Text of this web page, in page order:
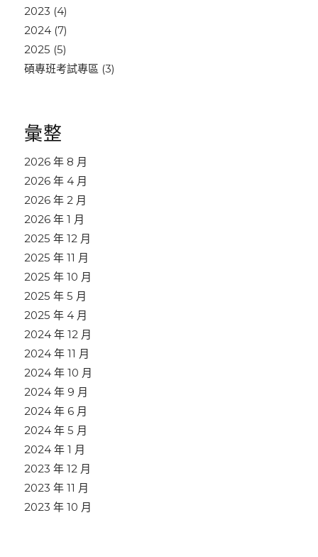
2023 (4)
2024(7)
2025 (5)
碩專班考試專區 (3)
彙整
2026 年 8 月
2026 年 4 月
2026 年 2 月
2026 年 1 月
2025 年 12 月
2025 年 11 月
2025 年 10 月
2025 年 5 月
2025 年 4 月
2024 年 12 月
2024 年 11 月
2024 年 10 月
2024 年 9 月
2024 年 6 月
2024 年 5 月
2024 年 1 月
2023 年 12 月
2023 年 11 月
2023 年 10 月